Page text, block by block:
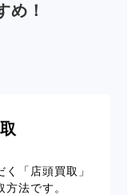
め！
「店頭買取」
法です。